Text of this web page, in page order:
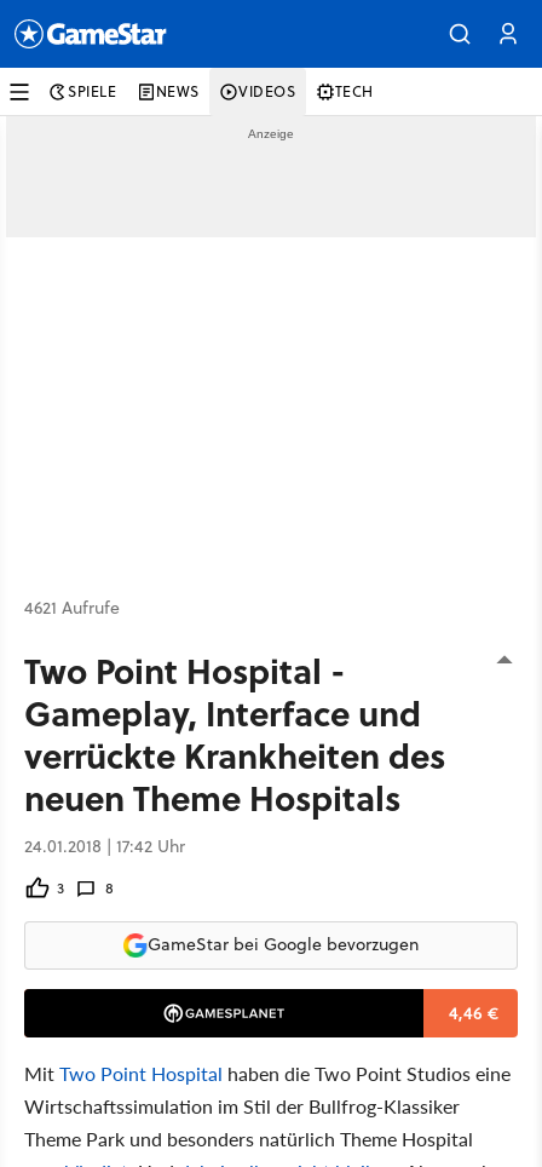
SPIELE NEWS VIDEOS TECH
4621 Aufrufe
Two Point Hospital -
Gameplay, Interface und
verrückte Krankheiten des
neuen Theme Hospitals
24.01.2018 | 17:42 Uhr
3 8
GameStar bei Google bevorzugen
4,46 €
MitTwo Point Hospital haben die Two Point Studios eine
Wirtschaftssimulation im Stil der Bullfrog-Klassiker
Theme Park und besonders natürlich Theme Hospital